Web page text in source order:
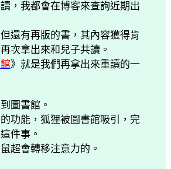
，我都會在博客來查詢近期出
還有再版的書，其內容獲得肯
次拿出來和兒子共讀。
》就是我們再拿出來重讀的一
圖書館。
功能，狐狸被圖書館吸引，完
件事。
超會轉移注意力的。